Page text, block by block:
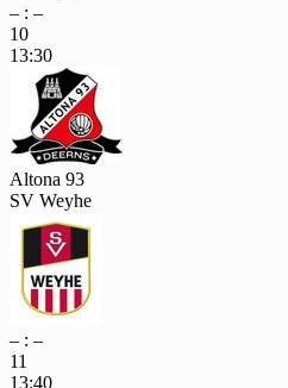
– : –
10
13:30
Altona 93
SV Weyhe
– : –
11
13:40